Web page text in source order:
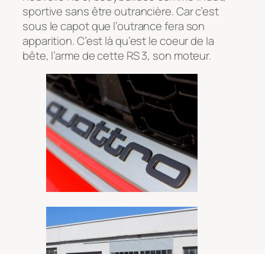
sportive sans être outrancière. Car c’est
sous le capot que l’outrance fera son
apparition. C’est là qu’est le coeur de la
bête, l’arme de cette RS 3, son moteur.